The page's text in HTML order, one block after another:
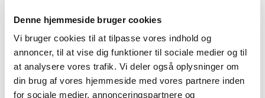
Denne hjemmeside bruger cookies
Vi bruger cookies til at tilpasse vores indhold og
annoncer, til at vise dig funktioner til sociale medier og til
at analysere vores trafik. Vi deler også oplysninger om
din brug af vores hjemmeside med vores partnere inden
for sociale medier, annonceringspartnere og
udløbsdato?
Har jeres hjemmeside en udløbsdato? En virksomheds
hjemmeside er ikke ”bare en hjemmeside”. For mange
virksomheder er det en af de vigtigste kanaler, de har.
Derfor er det også vigtigt, at hjemmesiden...